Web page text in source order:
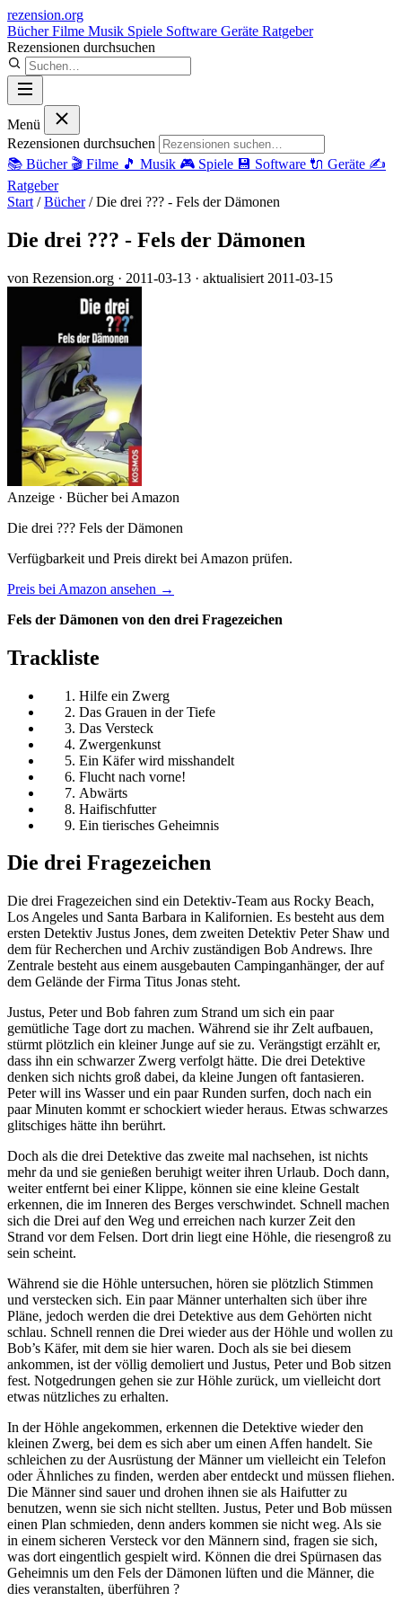
rezension.org
BücherFilme Musik Spiele Software Geräte Ratgeber
Rezensionen durchsuchen
Menü
Rezensionen durchsuchen
📚 Bücher 🎬 Filme 🎵 Musik 🎮 Spiele 💾 Software 🔌 Geräte ✍️
Ratgeber
Start / Bücher / Die drei ??? - Fels der Dämonen
Die drei ??? - Fels der Dämonen
von Rezension.org · 2011-03-13 · aktualisiert 2011-03-15
Anzeige · Bücher bei Amazon
Die drei ??? Fels der Dämonen
Verfügbarkeit und Preis direkt bei Amazon prüfen.
Preis bei Amazon ansehen →
Fels der Dämonen von den drei Fragezeichen
Trackliste
Hilfe ein Zwerg
Das Grauen in der Tiefe
Das Versteck
Zwergenkunst
Ein Käfer wird misshandelt
Flucht nach vorne!
Abwärts
Haifischfutter
Ein tierisches Geheimnis
Die drei Fragezeichen
Die drei Fragezeichen sind ein Detektiv-Team aus Rocky Beach,
Los Angeles und Santa Barbara in Kalifornien. Es besteht aus dem
ersten Detektiv Justus Jones, dem zweiten Detektiv Peter Shaw und
dem für Recherchen und Archiv zuständigen Bob Andrews. Ihre
Zentrale besteht aus einem ausgebauten Campinganhänger, der auf
dem Gelände der Firma Titus Jonas steht.
Justus, Peter und Bob fahren zum Strand um sich ein paar
gemütliche Tage dort zu machen. Während sie ihr Zelt aufbauen,
stürmt plötzlich ein kleiner Junge auf sie zu. Verängstigt erzählt er,
dass ihn ein schwarzer Zwerg verfolgt hätte. Die drei Detektive
denken sich nichts groß dabei, da kleine Jungen oft fantasieren.
Peter will ins Wasser und ein paar Runden surfen, doch nach ein
paar Minuten kommt er schockiert wieder heraus. Etwas schwarzes
glitschiges hätte ihn berührt.
Doch als die drei Detektive das zweite mal nachsehen, ist nichts
mehr da und sie genießen beruhigt weiter ihren Urlaub. Doch dann,
weiter entfernt bei einer Klippe, können sie eine kleine Gestalt
erkennen, die im Inneren des Berges verschwindet. Schnell machen
sich die Drei auf den Weg und erreichen nach kurzer Zeit den
Strand vor dem Felsen. Dort drin liegt eine Höhle, die riesengroß zu
sein scheint.
Während sie die Höhle untersuchen, hören sie plötzlich Stimmen
und verstecken sich. Ein paar Männer unterhalten sich über ihre
Pläne, jedoch werden die drei Detektive aus dem Gehörten nicht
schlau. Schnell rennen die Drei wieder aus der Höhle und wollen zu
Bob’s Käfer, mit dem sie hier waren. Doch als sie bei diesem
ankommen, ist der völlig demoliert und Justus, Peter und Bob sitzen
fest. Notgedrungen gehen sie zur Höhle zurück, um vielleicht dort
etwas nützliches zu erhalten.
In der Höhle angekommen, erkennen die Detektive wieder den
kleinen Zwerg, bei dem es sich aber um einen Affen handelt. Sie
schleichen zu der Ausrüstung der Männer um vielleicht ein Telefon
oder Ähnliches zu finden, werden aber entdeckt und müssen fliehen.
Die Männer sind sauer und drohen ihnen sie als Haifutter zu
benutzen, wenn sie sich nicht stellten. Justus, Peter und Bob müssen
einen Plan schmieden, denn anders kommen sie nicht weg. Als sie
in einem sicheren Versteck vor den Männern sind, fragen sie sich,
was dort eingentlich gespielt wird. Können die drei Spürnasen das
Geheimnis um den Fels der Dämonen lüften und die Männer, die
dies veranstalten, überführen ?